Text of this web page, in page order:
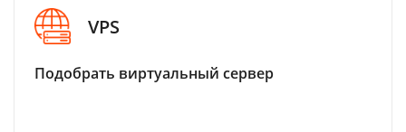
VPS
Подобрать виртуальный сервер